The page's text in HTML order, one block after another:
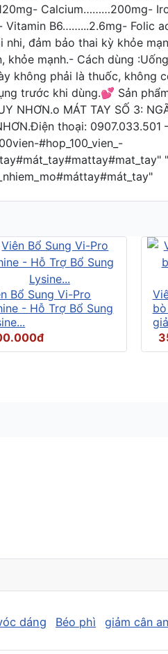
Vitamin B6……...2.6mg-
đảm bảo thai kỳ khỏe
mạnh.- Cách dùng
không phải là thuốc,
trước khi dùng.💕 Sản
NHƠN.o MÁT TAY SỐ 3:
thoại:
#hop_100_vien_-
Bổ Sung Vi-Pro
- Hỗ Trợ Bổ Sung
dáng Béo phì giảm cân